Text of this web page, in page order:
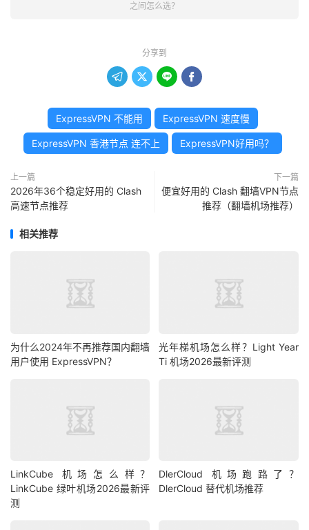
之间怎么选？
分享到
   
ExpressVPN 不能用 ExpressVPN 速度慢
ExpressVPN 香港节点 连不上 ExpressVPN好用吗？
上一篇
2026年36个稳定好用的 Clash
高速节点推荐
下一篇
便宜好用的 Clash 翻墙VPN节点
推荐（翻墙机场推荐）
相关推荐
为什么2024年不再推荐国内翻墙
用户使用 ExpressVPN？
光年梯机场怎么样？Light Year
Ti 机场2026最新评测
LinkCube 机场怎么样？
LinkCube 绿叶机场2026最新评
测
DlerCloud 机场跑路了？
DlerCloud 替代机场推荐